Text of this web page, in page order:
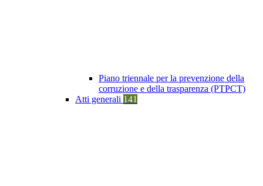
Piano triennale per la prevenzione della
corruzione e della trasparenza (PTPCT)
Atti generali 141